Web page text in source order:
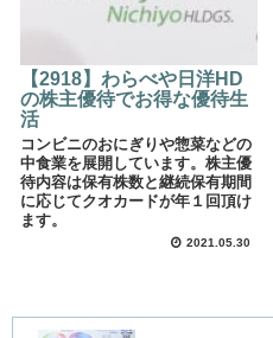
【2918】わらべや日洋HD
の株主優待でお得な優待生
活
コンビニのおにぎりや惣菜などの
中食業を展開しています。株主優
待内容は保有株数と継続保有期間
に応じてクオカードが年１回頂け
ます。
2021.05.30